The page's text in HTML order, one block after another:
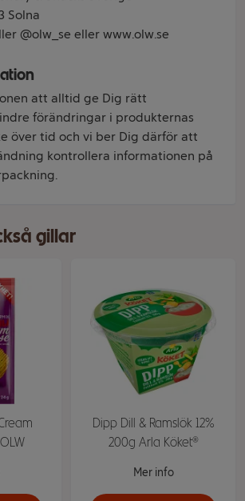
Solna
@olw_se eller www.olw.se
att alltid ge Dig rätt
förändringar i produkternas
över tid och vi ber Dig därför att
kontrollera informationen på
gillar
Dipp Dill & Ramslök 12%
200g Arla Köket®
Mer info